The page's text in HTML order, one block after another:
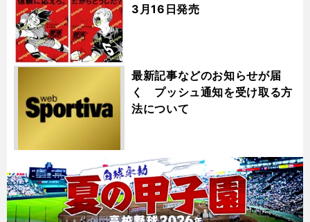
3月16日発売
最新記事などのお知らせが届
く プッシュ通知を受け取る方
法について